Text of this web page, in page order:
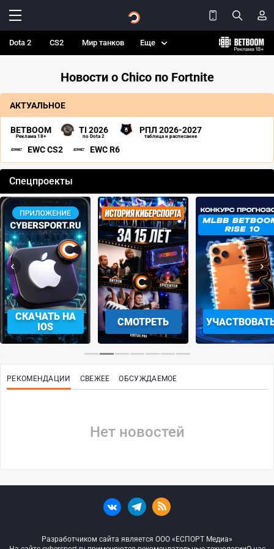
Dota 2 CS2 Мир танков Еще
Новости о Chico по Fortnite
АКТУАЛЬНОЕ
BETBOOM
Реклама 18+
TI 2026
по Dota 2
РПЛ 2026-2027
таблица и расписание
EWC CS2 EWC R6
Спецпроекты
СКАЧАТЬ НА
IOS
СМОТРЕТЬ
‹ ›
РЕКОМЕНДАЦИИ СВЕЖЕЕ ОБСУЖДАЕМОЕ
Нет новостей
Разработчиком сайта является ООО «ЕСПОРТ Медиа»